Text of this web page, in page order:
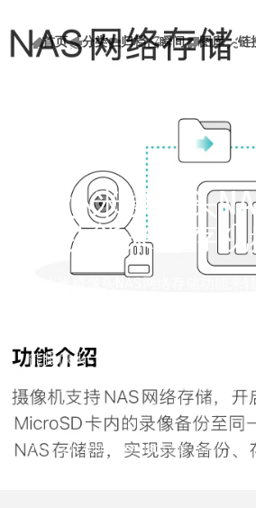
巷陌雨馀风
首页 分类 归档 瞬间 图库 链
分类
归档
图库
链接
用小米摄像头
储功能来转存视
用小米摄像头NAS网络存储功能来
能摄像头C700（需要支持网络存储
头）,ubuntu24.04服务器（也可
一、安装samba服务 1.先更新
2024.10.22网络 阅读 1801点赞 3评论 0